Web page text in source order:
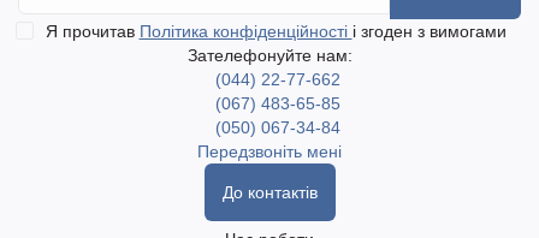
Я прочитав Політика конфіденційності і згоден з вимогами
Зателефонуйте нам:
(044) 22-77-662
(067) 483-65-85
(050) 067-34-84
Передзвоніть мені
До контактів